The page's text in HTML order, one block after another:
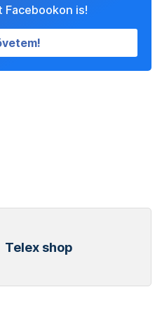
Facebookon is!
Telex shop